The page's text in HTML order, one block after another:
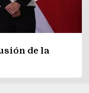
de la